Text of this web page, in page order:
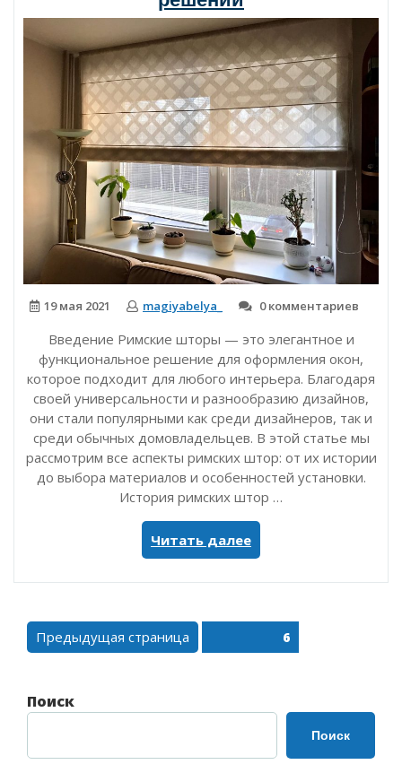
19 мая 2021 magiyabelya_ 0 комментариев
Введение Римские шторы — это элегантное и
функциональное решение для оформления окон,
которое подходит для любого интерьера. Благодаря
своей универсальности и разнообразию дизайнов,
они стали популярными как среди дизайнеров, так и
среди обычных домовладельцев. В этой статье мы
рассмотрим все аспекты римских штор: от их истории
до выбора материалов и особенностей установки.
История римских штор …
Читать далее«Римские
шторы:
стиль
функциональность
одном
Пагинация
записей
Предыдущая страница 6
Поиск
Поиск